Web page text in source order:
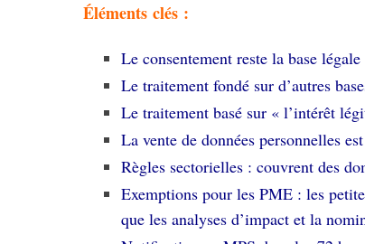
Éléments clés :
Le consentement reste la base
Le traitement fondé sur d’autres
Le traitement basé sur « l’intérêt
La vente de données personnelles
Règles sectorielles : couvrent des
Exemptions pour les PME : les
que les analyses d’impact et la